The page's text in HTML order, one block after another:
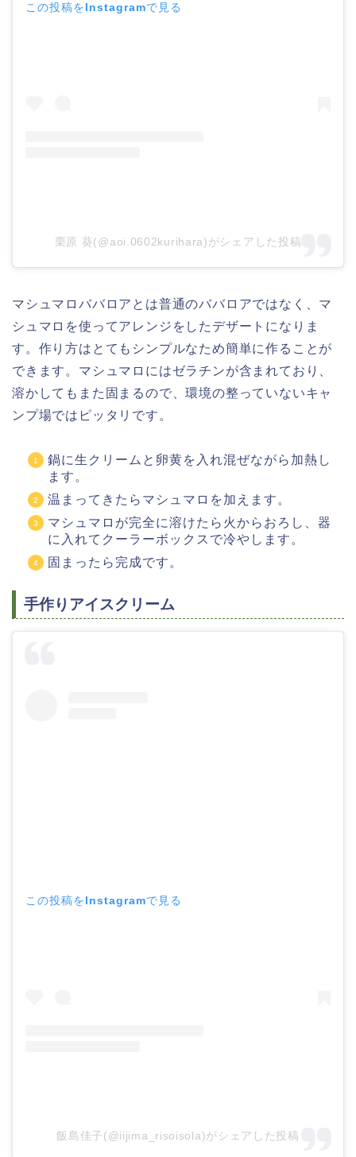
この投稿をInstagramで見る
栗原 葵(@aoi.0602kurihara)がシェアした投稿
マシュマロババロアとは普通のババロアではなく、マ
シュマロを使ってアレンジをしたデザートになりま
す。作り方はとてもシンプルなため簡単に作ることが
できます。マシュマロにはゼラチンが含まれており、
溶かしてもまた固まるので、環境の整っていないキャ
ンプ場ではピッタリです。
鍋に生クリームと卵黄を入れ混ぜながら加熱し
ます。
温まってきたらマシュマロを加えます。
マシュマロが完全に溶けたら火からおろし、器
に入れてクーラーボックスで冷やします。
固まったら完成です。
手作りアイスクリーム
この投稿をInstagramで見る
飯島佳子(@iijima_risoisola)がシェアした投稿